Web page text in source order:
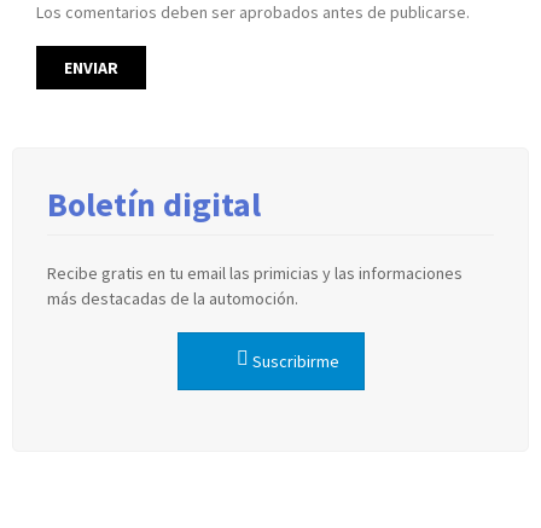
Los comentarios deben ser aprobados antes de publicarse.
Boletín digital
Recibe gratis en tu email las primicias y las informaciones
más destacadas de la automoción.
Suscribirme